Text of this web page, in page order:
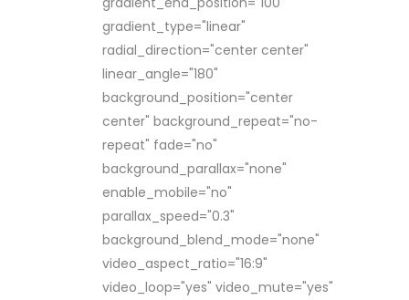
gradient_type="linear"
radial_direction="center center"
linear_angle="180"
background_position="center
center" background_repeat="no-
repeat" fade="no"
background_parallax="none"
enable_mobile="no"
parallax_speed="0.3"
background_blend_mode="none"
video_aspect_ratio="16:9"
video_loop="yes" video_mute="yes"